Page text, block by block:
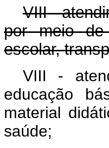
VIII -
por meio de
escolar,
VIII -
educação
material
saúde;